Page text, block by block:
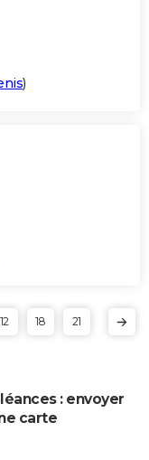
)
12 18 21
: envoyer
carte